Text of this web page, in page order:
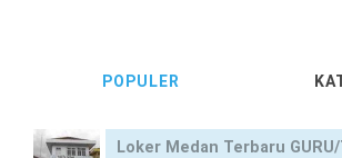
POPULER
Loker Medan Terbaru